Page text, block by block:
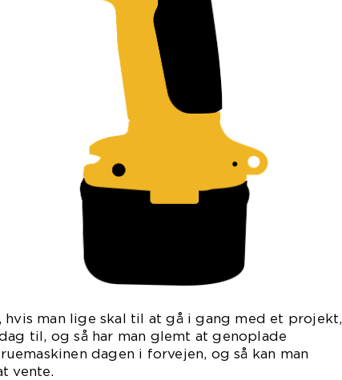
man lige skal til at gå i gang med et projekt,
til, og så har man glemt at genoplade
dagen i forvejen, og så kan man
vente.